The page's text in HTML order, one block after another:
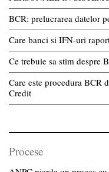
BCR: prelucrarea datelor
Care banci si IFN-uri
Ce trebuie sa stim despre
Care este procedura BCR
Credit
Procese